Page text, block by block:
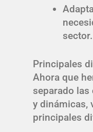
sector.
Principales
Ahora que
separado las
y dinámicas,
principales